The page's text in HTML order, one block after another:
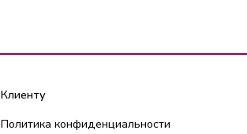
Клиенту
Политика конфиденциальности